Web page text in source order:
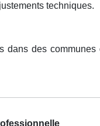
techniques.
dans des communes